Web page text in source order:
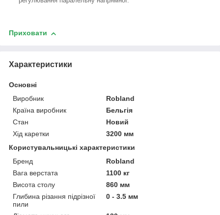
Приховати
Характеристики
Основні
Виробник
Robland
Країна виробник
Бельгія
Стан
Новий
Хід каретки
3200 мм
Користувальницькі характеристики
Бренд
Robland
Вага верстата
1100 кг
Висота столу
860 мм
Глибина різання підрізної
пили
0 - 3.5 мм